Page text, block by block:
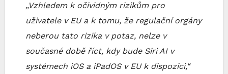
„Vzhledem k očividným rizikům pro
uživatele v EU a k tomu, že regulační orgány
neberou tato rizika v potaz, nelze v
současné době říct, kdy bude Siri AI v
systémech iOS a iPadOS v EU k dispozici,“